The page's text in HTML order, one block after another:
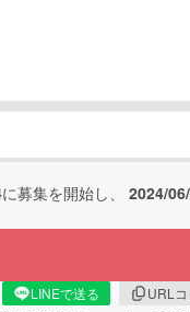
に募集を開始し、 2024/
LINEで送る URL